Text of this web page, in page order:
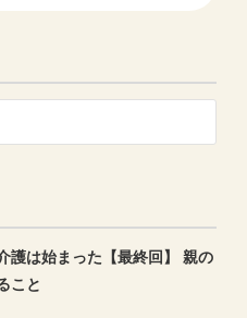
護は始まった【最終回】 親の
こと